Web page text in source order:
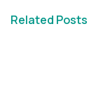
Related Posts